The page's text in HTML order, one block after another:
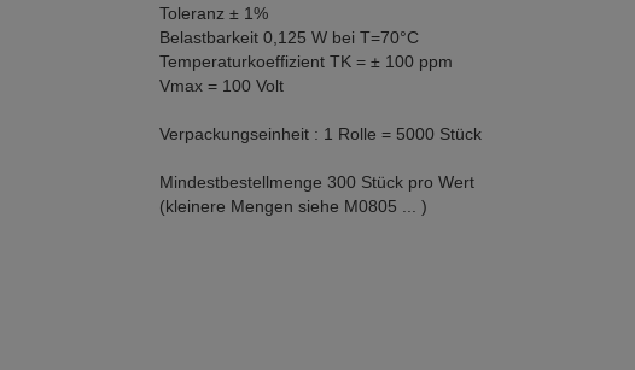
Toleranz ± 1%
Belastbarkeit 0,125 W bei T=70°C
Temperaturkoeffizient TK = ± 100 ppm
Vmax = 100 Volt
Verpackungseinheit : 1 Rolle = 5000 Stück
Mindestbestellmenge 300 Stück pro Wert
(kleinere Mengen siehe M0805 ... )